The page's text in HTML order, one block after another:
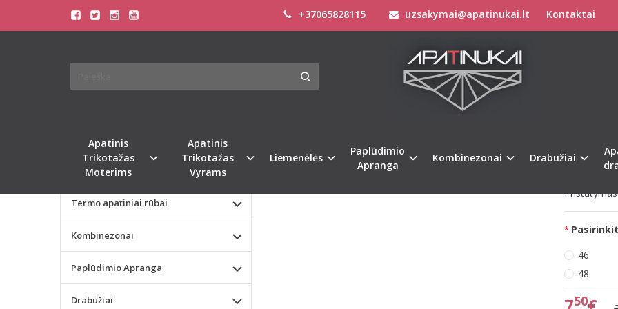
+37065828115 uzsakymai@apatinukai.lt Kontaktai
Apatinis
Trikotažas
Moterims
Apatinis
Trikotažas
Vyrams
Liemenėlės
Paplūdimio
Apranga
Kombinezonai Drabužiai
SASSA 38(M) 46(3XL) 48(4XL) DYDŽIO
KELNAITĖS 44394
Turimas
46
48
50
Valentino dienos dovana
Liemenėlės
Termo apatiniai rūbai
Kombinezonai
Paplūdimio Apranga
Drabužiai